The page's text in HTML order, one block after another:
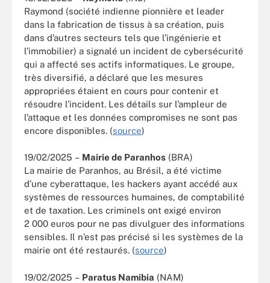
Raymond (société indienne pionnière et leader
dans la fabrication de tissus à sa création, puis
dans d’autres secteurs tels que l’ingénierie et
l’immobilier) a signalé un incident de cybersécurité
qui a affecté ses actifs informatiques. Le groupe,
très diversifié, a déclaré que les mesures
appropriées étaient en cours pour contenir et
résoudre l’incident. Les détails sur l’ampleur de
l’attaque et les données compromises ne sont pas
encore disponibles. (source)
19/02/2025 – Mairie de Paranhos (BRA)
La mairie de Paranhos, au Brésil, a été victime
d’une cyberattaque, les hackers ayant accédé aux
systèmes de ressources humaines, de comptabilité
et de taxation. Les criminels ont exigé environ
2 000 euros pour ne pas divulguer des informations
sensibles. Il n’est pas précisé si les systèmes de la
mairie ont été restaurés. (source)
19/02/2025 – Paratus Namibia (NAM)